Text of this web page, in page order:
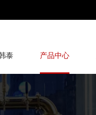
泰 产品中心